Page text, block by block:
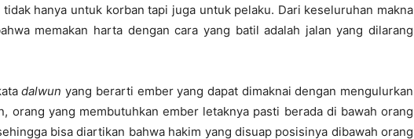
hanya untuk korban tapi juga untuk pelaku. Dari keseluruhan makna
memakan harta dengan cara yang batil adalah jalan yang dilarang
dalwun yang berarti ember yang dapat dimaknai dengan mengulurkan
orang yang membutuhkan ember letaknya pasti berada di bawah orang
bisa diartikan bahwa hakim yang disuap posisinya dibawah orang